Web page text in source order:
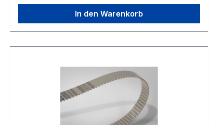
In den Warenkorb